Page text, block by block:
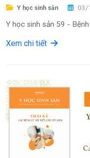
Y học sinh sản 03/
Y học sinh sản 59 -
Xem chi tiết